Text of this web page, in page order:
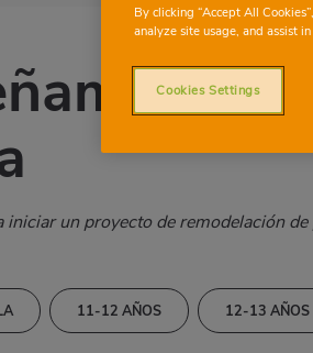
el
iniciar un proyecto de remodelación
11-12 AÑOS 12-13 AÑOS
By clicking “Accept All
analyze site usage, and assist
Cookies Settings